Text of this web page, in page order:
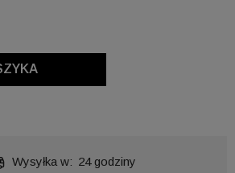
Wysyłka w: 24 godziny